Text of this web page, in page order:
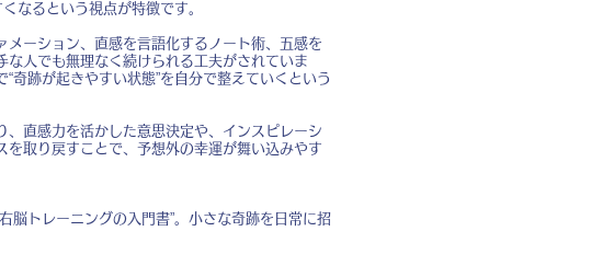
なるという視点が特徴です。
ーション、直感を言語化するノート術、五感を
人でも無理なく続けられる工夫がされていま
奇跡が起きやすい状態”を自分で整えていくという
直感力を活かした意思決定や、インスピレーシ
取り戻すことで、予想外の幸運が舞い込みやす
脳トレーニングの入門書”。小さな奇跡を日常に招